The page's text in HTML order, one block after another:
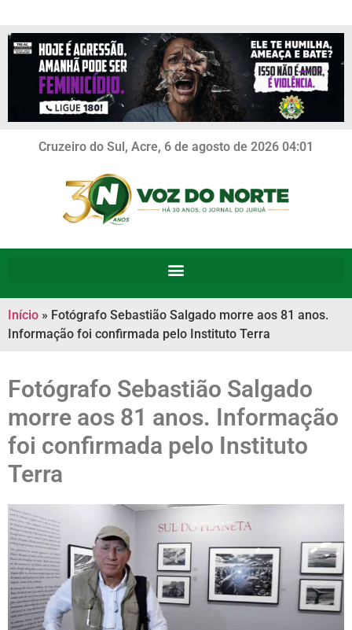
Cruzeiro do Sul, Acre, 6 de agosto de 2026 04:01
Início » Fotógrafo Sebastião Salgado morre aos 81 anos.
Informação foi confirmada pelo Instituto Terra
Fotógrafo Sebastião Salgado
morre aos 81 anos. Informação
foi confirmada pelo Instituto
Terra